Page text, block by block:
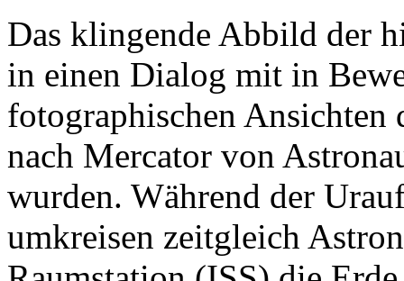
Das klingende Abbild der
in einen Dialog mit in
fotographischen Ansichten
nach Mercator von
wurden. Während der
umkreisen zeitgleich